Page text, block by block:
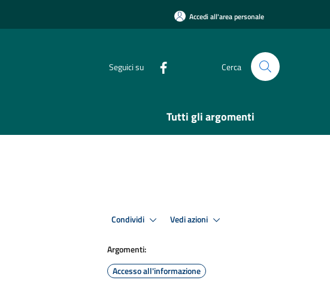
Accedi all'area personale
Seguici su Cerca
Tutti gli argomenti
Condividi Vedi azioni
Argomenti:
Accesso all'informazione